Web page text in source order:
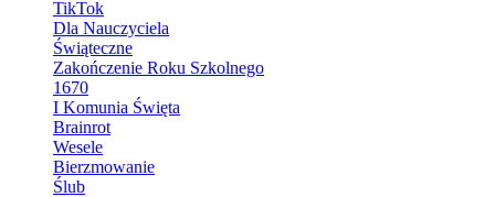
TikTok
Dla Nauczyciela
Świąteczne
Zakończenie Roku Szkolnego
1670
I Komunia Święta
Brainrot
Wesele
Bierzmowanie
Ślub